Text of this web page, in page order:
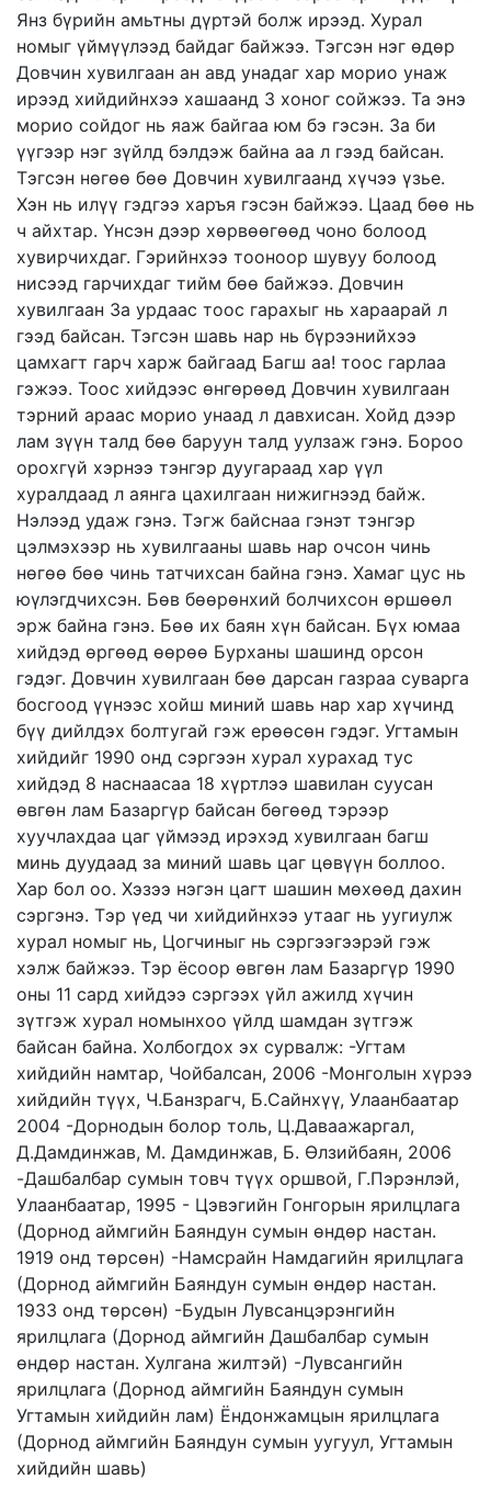
Янз бүрийн амьтны дүртэй болж ирээд. Хурал
номыг үймүүлээд байдаг байжээ. Тэгсэн нэг өдөр
Довчин хувилгаан ан авд унадаг хар морио унаж
ирээд хийдийнхээ хашаанд 3 хоног сойжээ. Та энэ
морио сойдог нь яаж байгаа юм бэ гэсэн. За би
үүгээр нэг зүйлд бэлдэж байна аа л гээд байсан.
Тэгсэн нөгөө бөө Довчин хувилгаанд хүчээ үзье.
Хэн нь илүү гэдгээ харъя гэсэн байжээ. Цаад бөө нь
ч айхтар. Үнсэн дээр хөрвөөгөөд чоно болоод
хувирчихдаг. Гэрийнхээ тооноор шувуу болоод
нисээд гарчихдаг тийм бөө байжээ. Довчин
хувилгаан За урдаас тоос гарахыг нь хараарай л
гээд байсан. Тэгсэн шавь нар нь бүрээнийхээ
цамхагт гарч харж байгаад Багш аа! тоос гарлаа
гэжээ. Тоос хийдээс өнгөрөөд Довчин хувилгаан
тэрний араас морио унаад л давхисан. Хойд дээр
лам зүүн талд бөө баруун талд уулзаж гэнэ. Бороо
орохгүй хэрнээ тэнгэр дуугараад хар үүл
хуралдаад л аянга цахилгаан нижигнээд байж.
Нэлээд удаж гэнэ. Тэгж байснаа гэнэт тэнгэр
цэлмэхээр нь хувилгааны шавь нар очсон чинь
нөгөө бөө чинь татчихсан байна гэнэ. Хамаг цус нь
юүлэгдчихсэн. Бөв бөөрөнхий болчихсон өршөөл
эрж байна гэнэ. Бөө их баян хүн байсан. Бүх юмаа
хийдэд өргөөд өөрөө Бурханы шашинд орсон
гэдэг. Довчин хувилгаан бөө дарсан газраа суварга
босгоод үүнээс хойш миний шавь нар хар хүчинд
бүү дийлдэх болтугай гэж ерөөсөн гэдэг. Угтамын
хийдийг 1990 онд сэргээн хурал хурахад тус
хийдэд 8 наснаасаа 18 хүртлээ шавилан суусан
өвгөн лам Базаргүр байсан бөгөөд тэрээр
хуучлахдаа цаг үймээд ирэхэд хувилгаан багш
минь дуудаад за миний шавь цаг цөвүүн боллоо.
Хар бол оо. Хэзээ нэгэн цагт шашин мөхөөд дахин
сэргэнэ. Тэр үед чи хийдийнхээ утааг нь уугиулж
хурал номыг нь, Цогчиныг нь сэргээгээрэй гэж
хэлж байжээ. Тэр ёсоор өвгөн лам Базаргүр 1990
оны 11 сард хийдээ сэргээх үйл ажилд хүчин
зүтгэж хурал номынхоо үйлд шамдан зүтгэж
байсан байна. Холбогдох эх сурвалж: -Угтам
хийдийн намтар, Чойбалсан, 2006 -Монголын хүрээ
хийдийн түүх, Ч.Банзрагч, Б.Сайнхүү, Улаанбаатар
2004 -Дорнодын болор толь, Ц.Даваажаргал,
Д.Дамдинжав, М. Дамдинжав, Б. Өлзийбаян, 2006
-Дашбалбар сумын товч түүх оршвой, Г.Пэрэнлэй,
Улаанбаатар, 1995 - Цэвэгийн Гонгорын ярилцлага
(Дорнод аймгийн Баяндун сумын өндөр настан.
1919 онд төрсөн) -Намсрайн Намдагийн ярилцлага
(Дорнод аймгийн Баяндун сумын өндөр настан.
1933 онд төрсөн) -Будын Лувсанцэрэнгийн
ярилцлага (Дорнод аймгийн Дашбалбар сумын
өндөр настан. Хулгана жилтэй) -Лувсангийн
ярилцлага (Дорнод аймгийн Баяндун сумын
Угтамын хийдийн лам) Ёндонжамцын ярилцлага
(Дорнод аймгийн Баяндун сумын уугуул, Угтамын
хийдийн шавь)